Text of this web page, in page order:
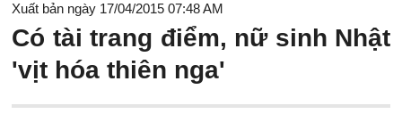
Xuất bản ngày 17/04/2015 07:48 AM
Có tài trang điểm, nữ sinh Nhật
'vịt hóa thiên nga'